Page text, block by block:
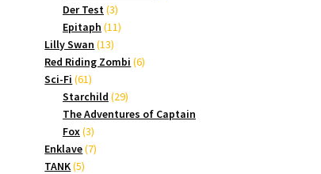
Der Test 33
Produkte
Epitaph 1111
Lilly Swan 1313
Produkte
Red Riding Zombi 66
Sci-Fi 6161
Produkte
Starchild 2929
Produkte
The Adventures of Captain
Fox 33
Produkte
Enklave 77
TANK 55